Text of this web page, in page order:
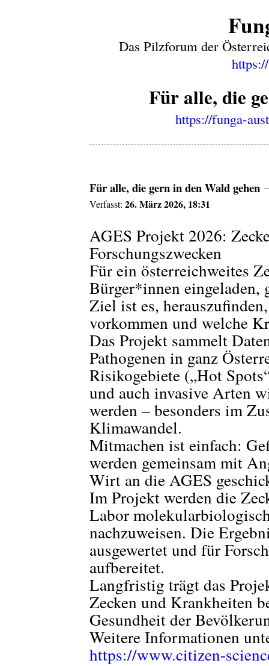
Das Pilzforum der
Für alle, die
https://funga-
Für alle, die gern in den Wald gehen
Verfasst:26. März 2026, 18:31
AGES Projekt 2026:
Forschungszwecken
Für ein österreichweites
Bürger*innen eingeladen,
Ziel ist es,
vorkommen und welche
Das Projekt sammelt
Pathogenen in ganz
Risikogebiete („Hot
und auch invasive Arten
werden – besonders im
Klimawandel.
Mitmachen ist einfach:
werden gemeinsam mit
Wirt an die AGES
Im Projekt werden die
Labor
nachzuweisen. Die
ausgewertet und für
aufbereitet.
Langfristig trägt das
Zecken und Krankheiten
Gesundheit der
Weitere Informationen
https://www.citizen-